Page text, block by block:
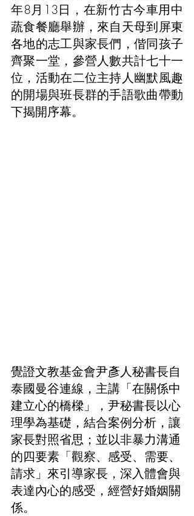
年8月13日，在新竹古今車用中
蔬食餐廳舉辦，來自天母到屏東
各地的志工與家長們，偕同孩子
齊聚一堂，參營人數共計七十一
位，活動在二位主持人幽默風趣
的開場與班長群的手語歌曲帶動
下揭開序幕。
覺證文教基金會尹彥人秘書長自
泰國曼谷連線，主講「在關係中
建立心的橋樑」，尹秘書長以心
理學為基礎，結合案例分析，讓
家長對照省思；並以非暴力溝通
的四要素「觀察、感受、需要、
請求」來引導家長，深入體會與
表達內心的感受，經營好婚姻關
係。